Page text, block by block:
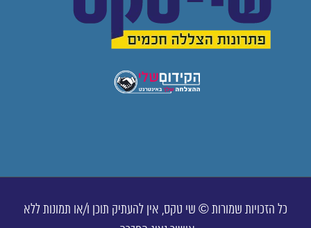
כל הזכויות שמורות © שי טקס, אין להעתיק תוכן ו/או תמונות ללא